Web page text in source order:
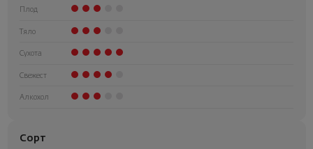
Плод
Тяло
Сухота
Свежест
Алкохол
Сорт